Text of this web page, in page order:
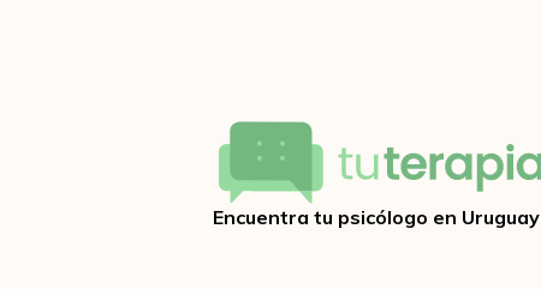
Encuentra tu psicólogo en Uruguay